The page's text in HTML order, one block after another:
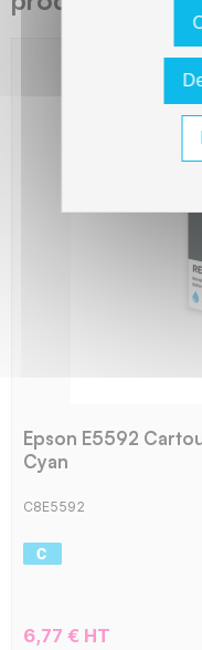
Epson E5592
Cyan
C8E5592
6,77 € HT